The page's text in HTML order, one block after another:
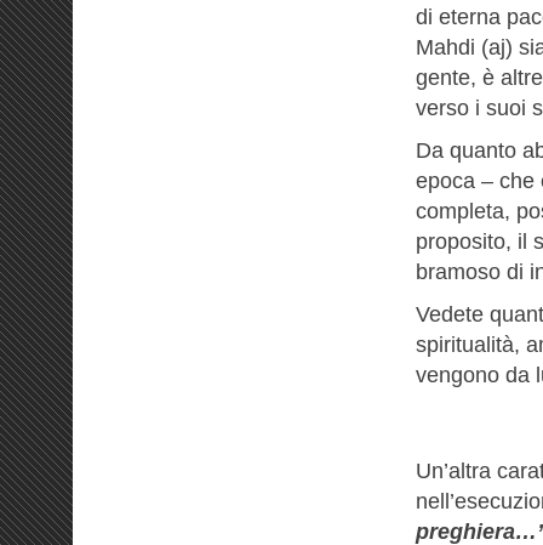
di eterna
Mahdi (aj)
gente, è
verso i suoi
Da quanto
epoca – che
completa,
proposito, il
bramoso di
Vedete
spiritualità,
vengono da
Un’altra